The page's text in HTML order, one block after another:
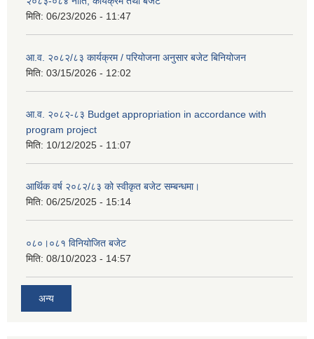
मिति: 06/23/2026 - 11:47
आ.व. २०८२/८३ कार्यक्रम / परियोजना अनुसार बजेट बिनियोजन
मिति: 03/15/2026 - 12:02
आ.व. २०८२-८३ Budget appropriation in accordance with
program project
मिति: 10/12/2025 - 11:07
आर्थिक वर्ष २०८२/८३ को स्वीकृत बजेट सम्बन्धमा।
मिति: 06/25/2025 - 15:14
०८०।०८१ विनियोजित बजेट
मिति: 08/10/2023 - 14:57
अन्य